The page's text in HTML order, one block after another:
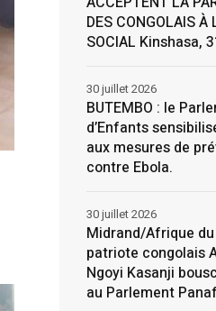
DES CONGOLAIS À
SOCIAL Kinshasa,
BUTEMBO : le
d’Enfants
aux mesures de
contre Ebola.
30 juillet 2026
Midrand/Afrique du
patriote congolais
Ngoyi Kasanji
au Parlement
30 juillet 2026